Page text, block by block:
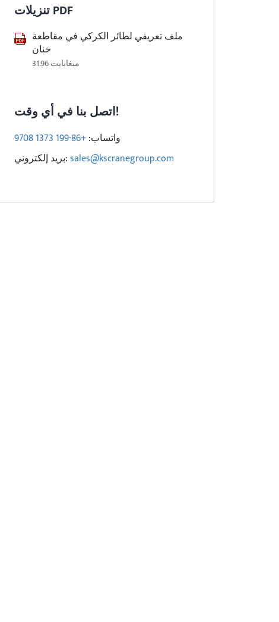
تنزيلات PDF
ملف تعريفي لطائر الكركي في مقاطعة
خنان
31.96 ميغابايت
اتصل بنا في أي وقت!
واتساب:+86-199 1373 9708
بريد إلكتروني:sales@kscranegroup.com